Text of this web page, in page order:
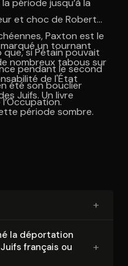
et choc de Robert
Paxton est le
si Pétain pouvait
pendant le second
été son bouclier
un tournant
nombreux tabous sur
de l'État
Juifs. Un livre
période sombre.
+
la déportation
français ou
+